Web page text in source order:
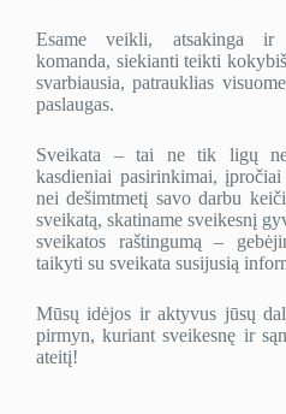
Esame veikli, atsakinga ir
komanda, siekianti teikti
svarbiausia, patrauklias
paslaugas.
Sveikata – tai ne tik ligų
kasdieniai pasirinkimai,
nei dešimtmetį savo darbu
sveikatą, skatiname sveikesnį
sveikatos raštingumą –
taikyti su sveikata susijusią
Mūsų idėjos ir aktyvus jūsų
pirmyn, kuriant sveikesnę ir
ateitį!